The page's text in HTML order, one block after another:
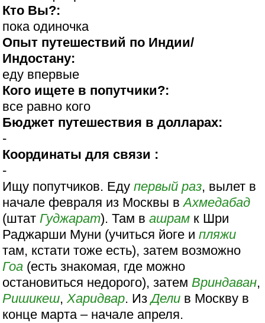
Кто Вы?:
пока одиночка
Опыт путешествий по Индии/
Индостану:
еду впервые
Кого ищете в попутчики?:
все равно кого
Бюджет путешествия в долларах:
-
Координаты для связи :
-
Ищу попутчиков. Едупервый раз, вылет в
начале февраля из Москвы вАхмедабад
(штатГуджарат). Там вашрам к Шри
Раджарши Муни (учиться йоге ипляжи
там, кстати тоже есть), затем возможно
Гоа (есть знакомая, где можно
остановиться недорого), затемВриндаван,
Ришикеш,Харидвар. ИзДели в Москву в
конце марта – начале апреля.